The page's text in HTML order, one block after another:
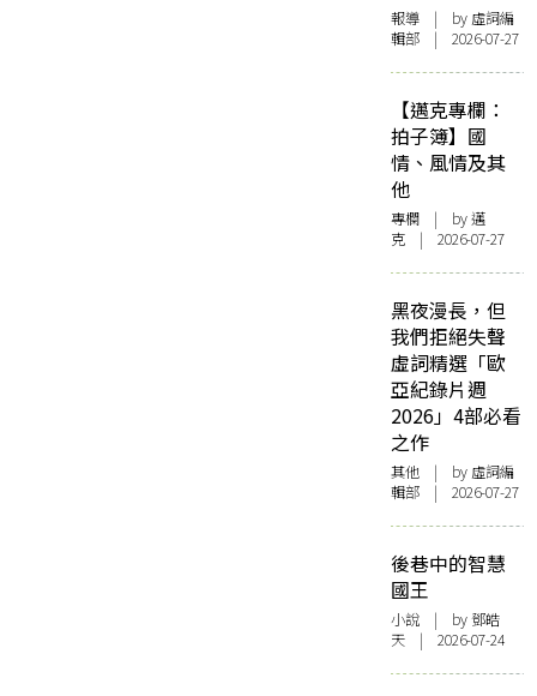
報導 | by 虛詞編
輯部 | 2026-07-27
【邁克專欄：
拍子簿】國
情、風情及其
他
專欄 | by邁
克 | 2026-07-27
黑夜漫長，但
我們拒絕失聲
虛詞精選「歐
亞紀錄片週
2026」4部必看
之作
其他 | by 虛詞編
輯部 | 2026-07-27
後巷中的智慧
國王
小說 | by 鄧皓
天 | 2026-07-24